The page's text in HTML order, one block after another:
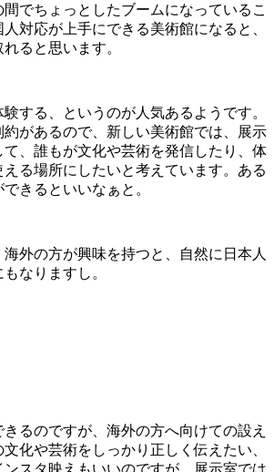
でちょっとしたブームになっているこ
対応が上手にできる美術館になると、
ると思います。
する、というのが人気あるようです。
約があるので、新しい美術館では、展示
、誰もが文化や芸術を発信したり、体
る場所にしたいと考えています。ある
きるといいなぁと。
外の方が興味を持つと、自然に日本人
なりますし。
るのですが、海外の方へ向けての設え
化や芸術をしっかり正しく伝えたい、
ンスタ映えもいいのですが、展示室では